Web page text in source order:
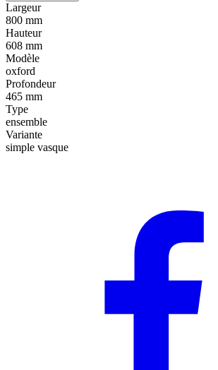
Largeur
800 mm
Hauteur
608 mm
Modèle
oxford
Profondeur
465 mm
Type
ensemble
Variante
simple vasque